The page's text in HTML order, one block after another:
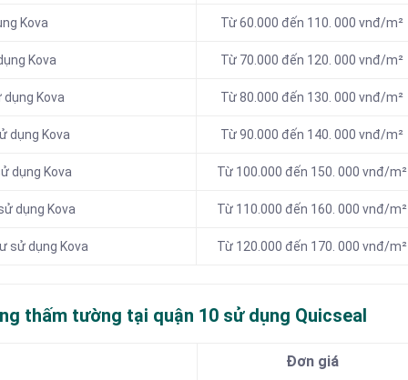
Kova Từ 60.000 đến 110. 000 vnđ/m²
Kova Từ 70.000 đến 120. 000 vnđ/m²
Kova Từ 80.000 đến 130. 000 vnđ/m²
dụng Kova Từ 90.000 đến 140. 000 vnđ/m²
dụng Kova Từ 100.000 đến 150. 000 vnđ/m²
dụng Kova Từ 110.000 đến 160. 000 vnđ/m²
sử dụng Kova Từ 120.000 đến 170. 000 vnđ/m²
thấm tường tại quận 10 sử dụng Quicseal
Đơn giá